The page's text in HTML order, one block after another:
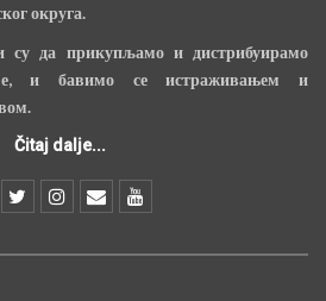
округа.
да прикупљамо и дистрибуирамо
и бавимо се истраживањем и
Čitaj dalje...